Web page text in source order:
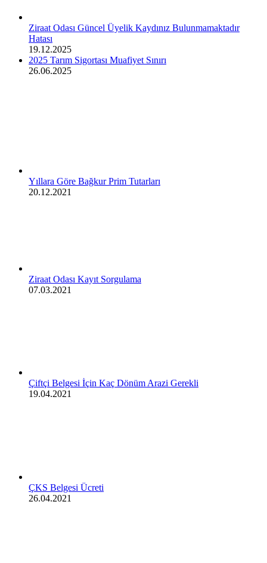
Ziraat Odası Güncel Üyelik Kaydınız Bulunmamaktadır
Hatası
19.12.2025
2025 Tarım Sigortası Muafiyet Sınırı
26.06.2025
Yıllara Göre Bağkur Prim Tutarları
20.12.2021
Ziraat Odası Kayıt Sorgulama
07.03.2021
Çiftçi Belgesi İçin Kaç Dönüm Arazi Gerekli
19.04.2021
ÇKS Belgesi Ücreti
26.04.2021